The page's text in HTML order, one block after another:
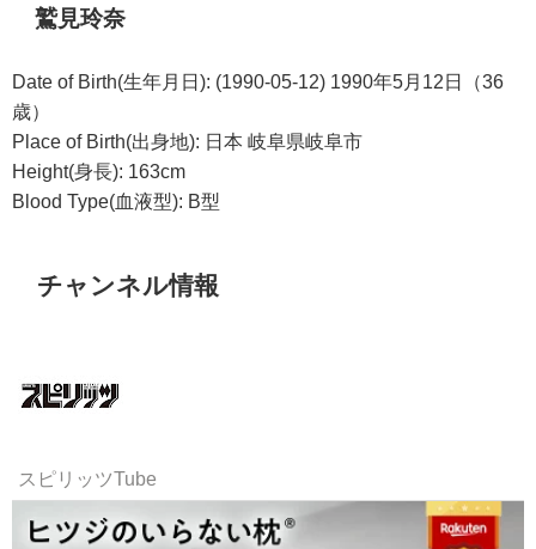
鷲見玲奈
Date of Birth(生年月日): (1990-05-12) 1990年5月12日（36
歳）
Place of Birth(出身地): 日本 岐阜県岐阜市
Height(身長): 163cm
Blood Type(血液型): B型
チャンネル情報
スピリッツTube